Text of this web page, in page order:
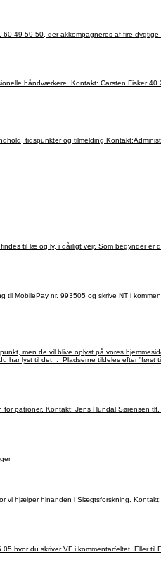
tidspunkter og tilmelding
åbnet i KINO kl. 13.00, og filmene starter kl. 13.30. Tilmelding er ikke nødvendig, du møder bare op, og køber en billet til 75kr, og får en kop kaffe med i prisen, hvis du har lyst til
Indendørs skydning på Thisted Skyttekreds 15 meter baner i Thyhallen, Lerpyttervej 50, 7700 Thisted. Pris: 550 kr. årligt til Thisted Skyttekreds. Der betales
Slægtsforskning Tirsdage fra kl.